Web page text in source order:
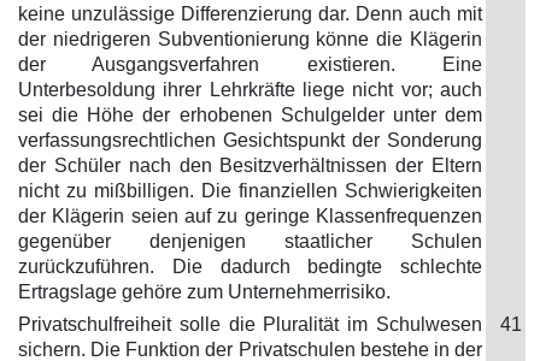
keine unzulässige Differenzierung dar. Denn auch mit
der niedrigeren Subventionierung könne die Klägerin
der Ausgangsverfahren existieren. Eine
Unterbesoldung ihrer Lehrkräfte liege nicht vor; auch
sei die Höhe der erhobenen Schulgelder unter dem
verfassungsrechtlichen Gesichtspunkt der Sonderung
der Schüler nach den Besitzverhältnissen der Eltern
nicht zu mißbilligen. Die finanziellen Schwierigkeiten
der Klägerin seien auf zu geringe Klassenfrequenzen
gegenüber denjenigen staatlicher Schulen
zurückzuführen. Die dadurch bedingte schlechte
Ertragslage gehöre zum Unternehmerrisiko.
Privatschulfreiheit solle die Pluralität im Schulwesen
sichern. Die Funktion der Privatschulen bestehe in der
41